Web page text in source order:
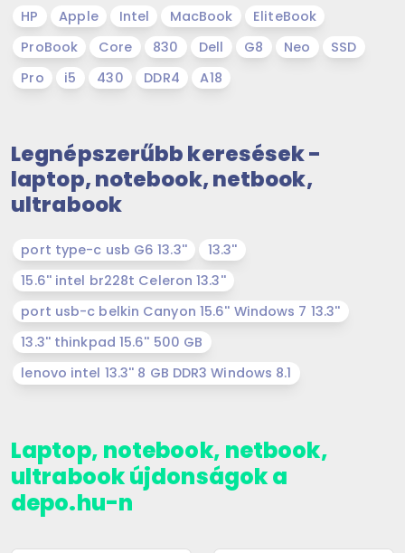
HP Apple Intel MacBook
EliteBook
ProBook
Core 830 Dell G8 Neo
SSD
Pro
i5 430 DDR4 A18
Legnépszerűbb keresések -
laptop, notebook, netbook,
ultrabook
port type-c usb G6 13.3''
13.3''
15.6'' intel br228t Celeron 13.3''
port usb-c belkin Canyon 15.6'' Windows 7 13.3''
13.3'' thinkpad 15.6'' 500 GB
lenovo intel 13.3'' 8 GB DDR3 Windows 8.1
Laptop, notebook, netbook,
ultrabook újdonságok a
depo.hu-n